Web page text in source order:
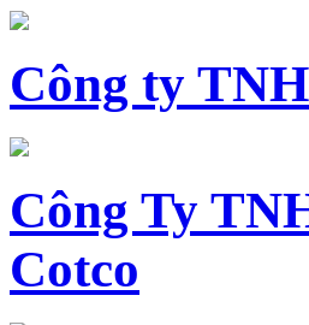
Công ty
Công Ty
Cotco